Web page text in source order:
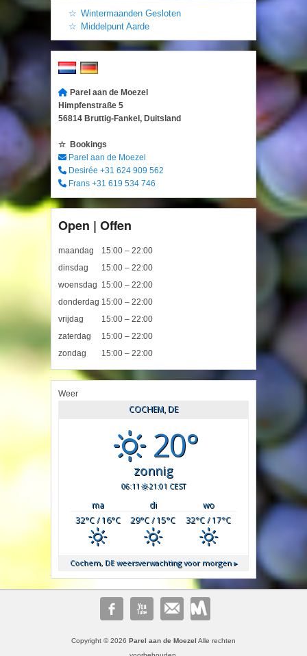
Wintermaanden Gesloten
Middelpunt Aarde
Parel aan de Moezel
Himpfenstraße 5
56814 Bruttig-Fankel, Duitsland
Bookings
Parel aan de Moezel
Desirée +31 624 909 562
Frans +31 619 534 746
Open | Offen
maandag
15:00 – 22:00
dinsdag
15:00 – 22:00
woensdag 15:00 – 22:00
donderdag 15:00 – 22:00
vrijdag
15:00 – 22:00
zaterdag
15:00 – 22:00
zondag
15:00 – 22:00
Weer
COCHEM, DE
20°
zonnig
06:11 21:01 CEST
ma di
wo
32°C/ 16°C 29°C/ 15°C 32°C/ 17°C
Cochem, DEweersverwachting voor morgen ▸
Copyright © 2026 Parel aan de Moezel Alle rechten